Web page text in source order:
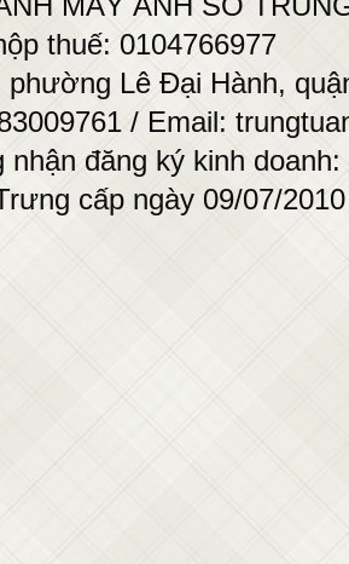
thuế: 0104766977
Lê Đại Hành,
/ Email:
nhận đăng ký kinh
cấp ngày 09/07/2010